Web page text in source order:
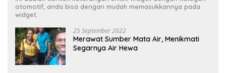
otomotif, anda bisa dengan mudah memasukkannya pada
widget.
25 September 2022
Merawat Sumber Mata Air, Menikmati
Segarnya Air Hewa